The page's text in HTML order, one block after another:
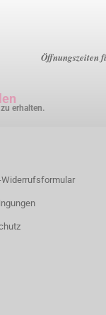
Öffnungszeiten
erhalten.
Widerrufsformular